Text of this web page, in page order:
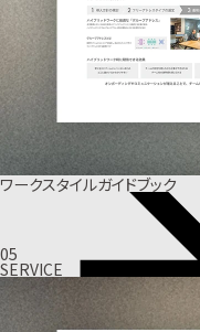
ワークスタイルガイドブック
05
SERVICE